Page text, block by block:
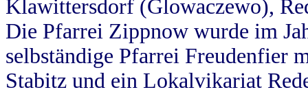
Klawittersdorf (Glowaczewo),
Die Pfarrei Zippnow wurde im
selbständige Pfarrei Freudenfier
Stabitz und ein Lokalvikariat